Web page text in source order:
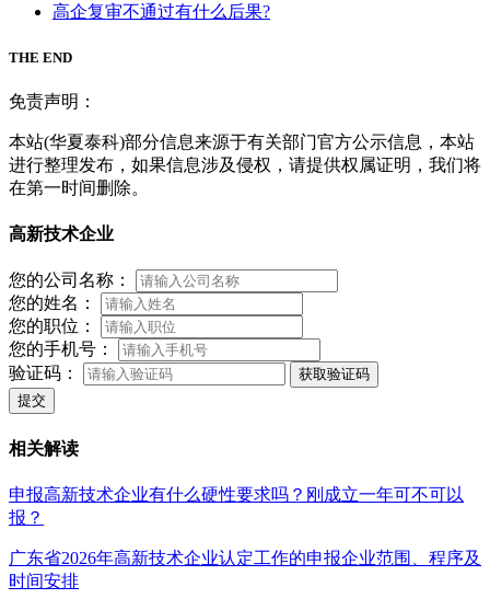
高企复审不通过有什么后果?
THE END
免责声明：
本站(华夏泰科)部分信息来源于有关部门官方公示信息，本站
进行整理发布，如果信息涉及侵权，请提供权属证明，我们将
在第一时间删除。
高新技术企业
您的公司名称：
您的姓名：
您的职位：
您的手机号：
验证码：
获取验证码
提交
相关解读
申报高新技术企业有什么硬性要求吗？刚成立一年可不可以
报？
广东省2026年高新技术企业认定工作的申报企业范围、程序及
时间安排